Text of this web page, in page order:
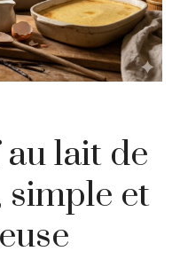
lait de
simple et